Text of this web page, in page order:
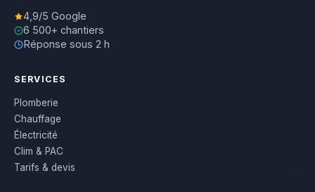
4,9/5 Google
6 500+ chantiers
Réponse sous 2 h
SERVICES
Plomberie
Chauffage
Électricité
Clim & PAC
Tarifs & devis